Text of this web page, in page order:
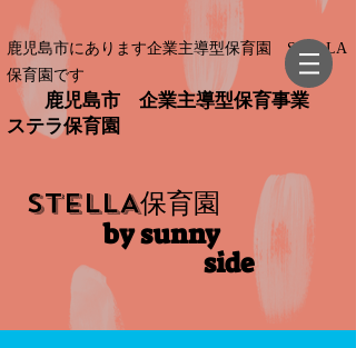
鹿児島市にあります企業主導型保育園 STELLA
保育園です
鹿児島市 企業主導型保育事業
ステラ保育園
STELLA保育園
by sunny
side​